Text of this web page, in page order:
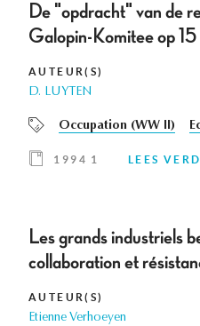
De "opdracht" van de
Galopin-Komitee op
AUTEUR(S)
D. LUYTEN
Occupation (WW II)
1994 1 LEES
Les grands industriels
collaboration et
AUTEUR(S)
Etienne Verhoeyen